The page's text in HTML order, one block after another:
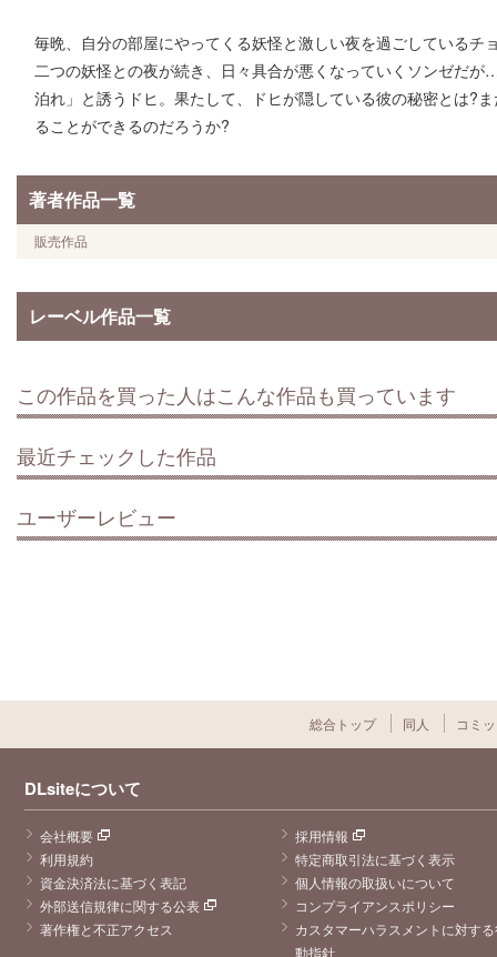
毎晩、自分の部屋にやってくる妖怪と激しい夜を過ごしているチ
二つの妖怪との夜が続き、日々具合が悪くなっていくソンゼだ
泊れ」と誘うドヒ。果たして、ドヒが隠している彼の秘密とは?
ることができるのだろうか?
著者作品一覧
販売作品
レーベル作品一覧
この作品を買った人はこんな作品も買っています
最近チェックした作品
ユーザーレビュー
総合トップ 同人 コミ
DLsiteについて
会社概要
採用情報
利用規約
特定商取引法に基づく表示
資金決済法に基づく表記
個人情報の取扱いについて
外部送信規律に関する公表
コンプライアンスポリシー
著作権と不正アクセス
カスタマーハラスメントに対す
動指針